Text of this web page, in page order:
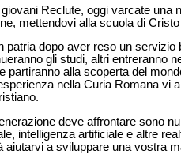
Reclute, oggi varcate
mettendovi alla scuola di
patria dopo aver reso un
gli studi, altri entreranno
partiranno alla scoperta del
nella Curia Romana vi
deve affrontare sono
intelligenza artificiale e altre
aiutarvi a sviluppare una vostra